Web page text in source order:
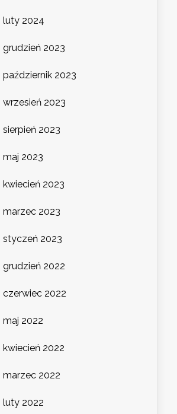
luty 2024
grudzień 2023
październik 2023
wrzesień 2023
sierpień 2023
maj 2023
kwiecień 2023
marzec 2023
styczeń 2023
grudzień 2022
czerwiec 2022
maj 2022
kwiecień 2022
marzec 2022
luty 2022